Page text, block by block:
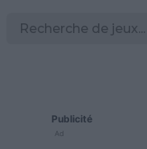
Publicité
Ad